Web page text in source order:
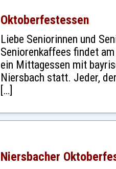
Oktoberfestessen
Liebe Seniorinnen und
Seniorenkaffees findet
ein Mittagessen mit
Niersbach statt. Jeder,
[…]
Niersbacher